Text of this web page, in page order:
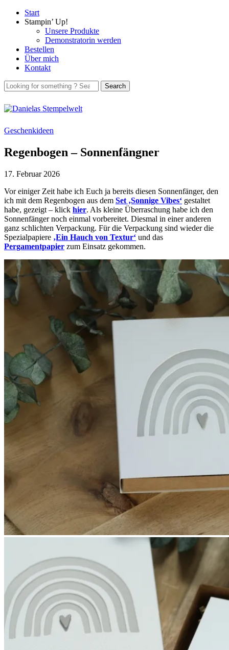
Start
Stampin’ Up!
Unsere Produkte
Demonstratorin werden
Bestellen
Über mich
Kontakt
Geschenkideen
Regenbogen – Sonnenfängner
17. Februar 2026
Vor einiger Zeit habe ich Euch ja bereits diesen Sonnenfänger, den
ich mit dem Regenbogen aus dem Set ‚Sonnige Vibes‘ gestaltet
habe, gezeigt – klick hier. Als kleine Überraschung habe ich den
Sonnenfänger noch einmal vorbereitet. Diesmal in einer anderen
ganz schlichten Verpackung. Für die Verpackung sind wieder die
Spezialpapiere ‚Ein Hauch von Textur‘ und das
Pergamentpapier zum Einsatz gekommen.